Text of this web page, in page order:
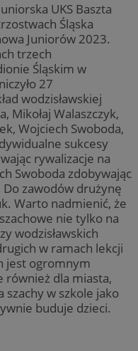
UKS Baszta
Śląska
Juniorów 2023.
trzech
Śląskim w
27
wodzisławskiej
Mikołaj Walaszczyk,
Wojciech Swoboda,
sukcesy
rywalizacje na
Swoboda zdobywając
zawodów drużynę
Warto nadmienić, że
nie tylko na
wodzisławskich
w ramach lekcji
jest ogromnym
również dla miasta,
szachy w szkole jako
buduje dzieci.